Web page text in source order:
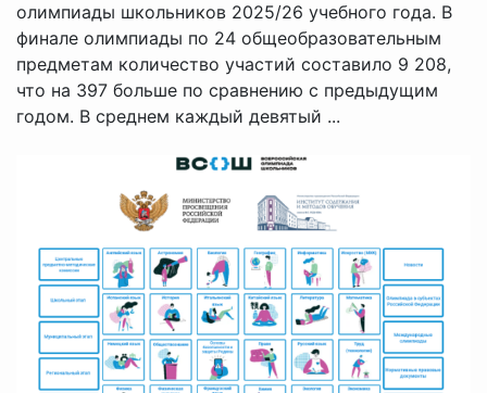
олимпиады школьников 2025/26 учебного года. В
финале олимпиады по 24 общеобразовательным
предметам количество участий составило 9 208,
что на 397 больше по сравнению с предыдущим
годом. В среднем каждый девятый ...